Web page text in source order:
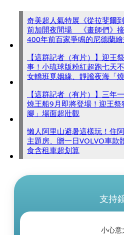
奇美超人氣特展《從拉斐爾
前加開夜間場 《畫師們》
400年前百家爭鳴的尼德蘭
【這群記者（有片）】迎王
事！小琉球版粉紅超跑七天
女轎班覓姻緣、靜謐夜海「
【這群記者（有片）】三年
燒王船9月即將登場！迎王祭
腳」場面超壯觀
懶人阿里山避暑這樣玩！住
主題房、贈一日VOLVO車
食含租車超划算
支持
小心意